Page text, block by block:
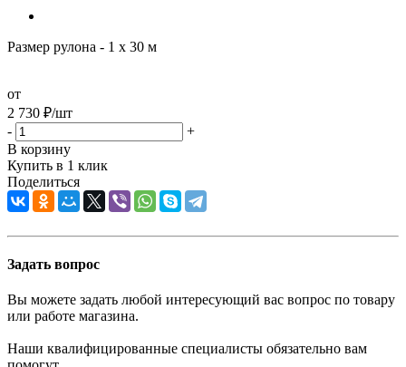
Размер рулона - 1 х 30 м
от
2 730 ₽/шт
-
+
В корзину
Купить в 1 клик
Поделиться
Задать вопрос
Вы можете задать любой интересующий вас вопрос по товару
или работе магазина.
Наши квалифицированные специалисты обязательно вам